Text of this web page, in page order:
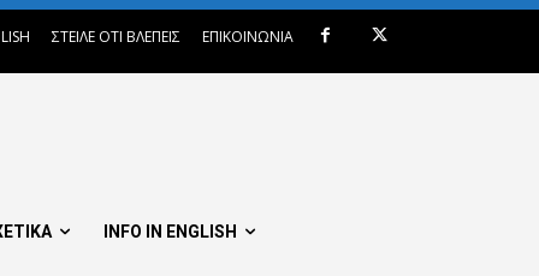
ΣΤΕΙΛΕ ΟΤΙ ΒΛΕΠΕΙΣ ΕΠΙΚΟΙΝΩΝΙΑ
INFO IN ENGLISH